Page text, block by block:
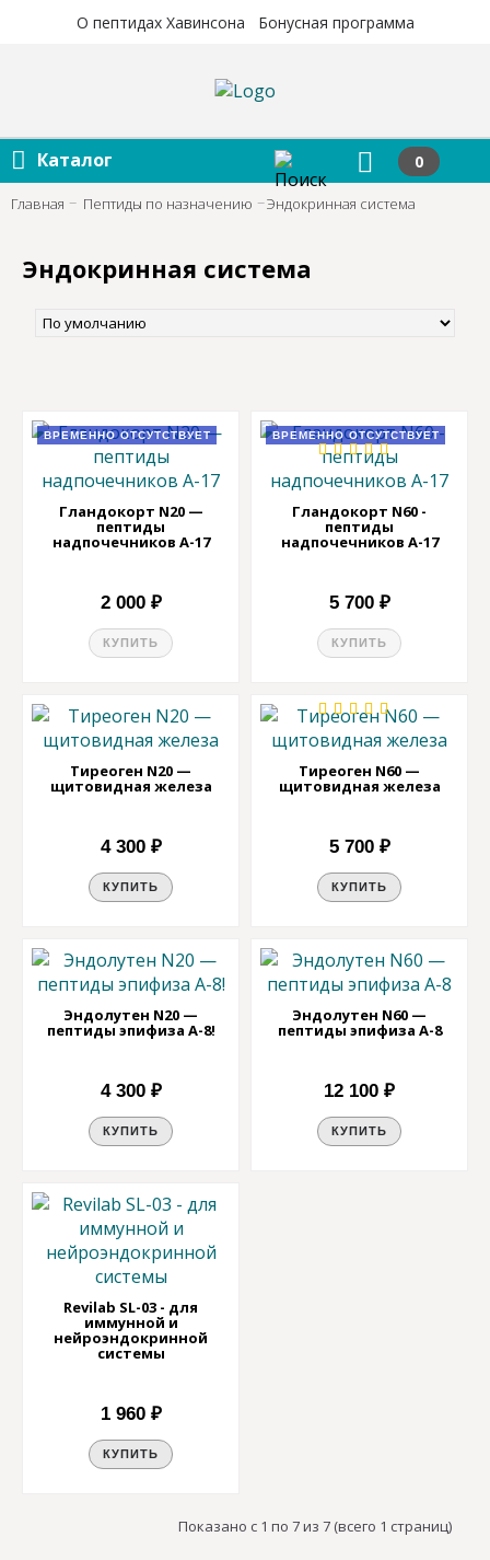
О пептидах Хавинсона Бонусная программа
Каталог 0
Главная Пептиды по назначению Эндокринная система
Эндокринная система
ВРЕМЕННО ОТСУТСТВУЕТ
Гландокорт N20 —
пептиды
надпочечников А-17
2 000 ₽
КУПИТЬ
ВРЕМЕННО ОТСУТСТВУЕТ
Гландокорт N60 -
пептиды
надпочечников А-17
5 700 ₽
КУПИТЬ
Тиреоген N20 —
щитовидная железа
4 300 ₽
КУПИТЬ
Тиреоген N60 —
щитовидная железа
5 700 ₽
КУПИТЬ
Эндолутен N20 —
пептиды эпифиза A-8!
4 300 ₽
КУПИТЬ
Эндолутен N60 —
пептиды эпифиза A-8
12 100 ₽
КУПИТЬ
Revilab SL-03 - для
иммунной и
нейроэндокринной
системы
1 960 ₽
КУПИТЬ
Показано с 1 по 7 из 7 (всего 1 страниц)